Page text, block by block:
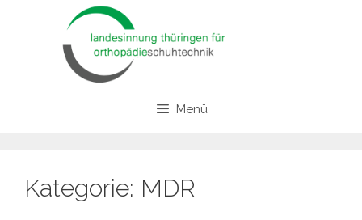
Menü
Kategorie: MDR